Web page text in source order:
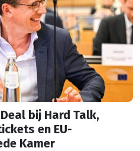
bij Hard Talk,
en EU-
Kamer